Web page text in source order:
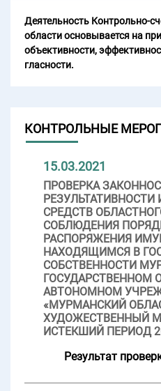
Деятельность Контрольно-
области основывается на
объективности,
гласности.
КОНТРОЛЬНЫЕ
15.03.2021
ПРОВЕРКА
СРЕДСТВ
СОБЛЮДЕНИЯ
РАСПОРЯЖЕНИЯ
НАХОДЯЩИМСЯ В
СОБСТВЕННОСТИ
ГОСУДАРСТВЕННОМ
АВТОНОМНОМ
«МУРМАНСКИЙ
ХУДОЖЕСТВЕННЫЙ
ИСТЕКШИЙ ПЕРИОД
Результат